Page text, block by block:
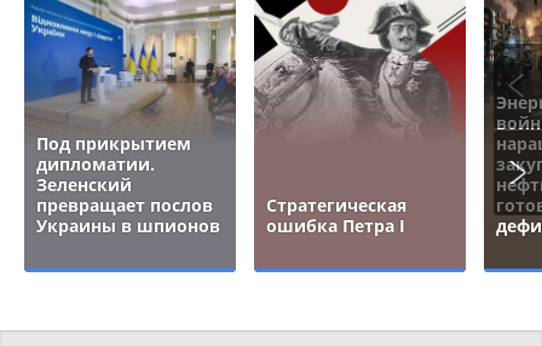
Под прикрытием
дипломатии.
Зеленский
превращает послов
Украины в шпионов
Стратегическая
ошибка Петра I